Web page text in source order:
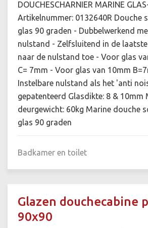
DOUCHESCHARNIER MARINE
Artikelnummer: 0132640R Douche
glas 90 graden - Dubbelwerkend
nulstand - Zelfsluitend in de
naar de nulstand toe - Voor glas
C= 7mm - Voor glas van 10mm
Instelbare nulstand als het 'anti
gepatenteerd Glasdikte: 8 & 10mm
deurgewicht: 60kg Marine douche
glas 90 graden
Badkamer en toilet
Glazen douchecabine
90x90